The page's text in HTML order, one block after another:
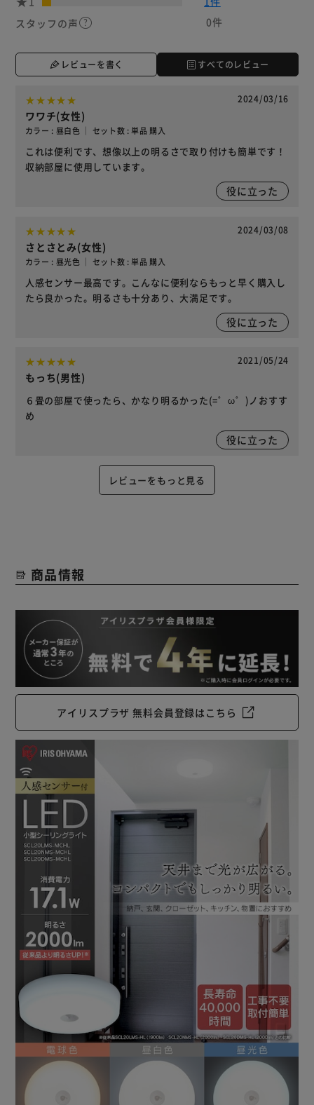
スタッフの声
0件
レビューを書く すべてのレビュー
2024/03/16
ワワチ(女性)
カラー : 昼白色 ｜ セット数 : 単品 購入
これは便利です、想像以上の明るさで取り付けも簡単です！
収納部屋に使用しています。
役に立った
2024/03/08
さとさとみ(女性)
カラー : 昼光色 ｜ セット数 : 単品 購入
人感センサー最高です。こんなに便利ならもっと早く購入し
たら良かった。明るさも十分あり、大満足です。
役に立った
2021/05/24
もっち(男性)
６畳の部屋で使ったら、かなり明るかった(=゜ω゜)ノおすす
め
役に立った
レビューをもっと見る
商品情報
アイリスプラザ 無料会員登録はこちら